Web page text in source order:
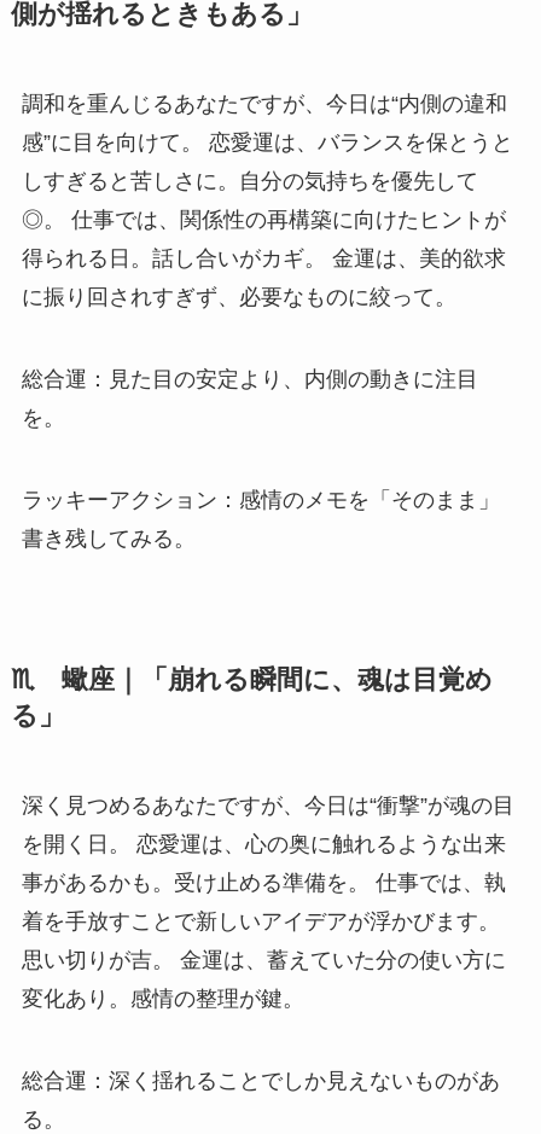
側が揺れるときもある」
調和を重んじるあなたですが、今日は“内側の違和
感”に目を向けて。 恋愛運は、バランスを保とうと
しすぎると苦しさに。自分の気持ちを優先して
◎。 仕事では、関係性の再構築に向けたヒントが
得られる日。話し合いがカギ。 金運は、美的欲求
に振り回されすぎず、必要なものに絞って。
総合運：見た目の安定より、内側の動きに注目
を。
ラッキーアクション：感情のメモを「そのまま」
書き残してみる。
♏ 蠍座｜「崩れる瞬間に、魂は目覚め
る」
深く見つめるあなたですが、今日は“衝撃”が魂の目
を開く日。 恋愛運は、心の奥に触れるような出来
事があるかも。受け止める準備を。 仕事では、執
着を手放すことで新しいアイデアが浮かびます。
思い切りが吉。 金運は、蓄えていた分の使い方に
変化あり。感情の整理が鍵。
総合運：深く揺れることでしか見えないものがあ
る。